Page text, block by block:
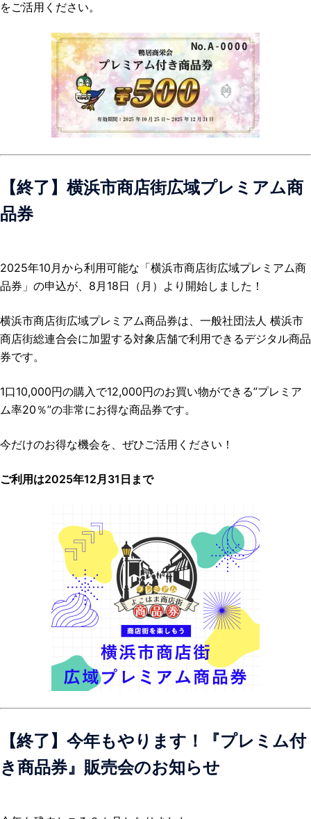
をご活用ください。
【終了】横浜市商店街広域プレミアム商
品券
2025年10月から利用可能な「横浜市商店街広域プレミアム商
品券」の申込が、8月18日（月）より開始しました！
横浜市商店街広域プレミアム商品券は、一般社団法人 横浜市
商店街総連合会に加盟する対象店舗で利用できるデジタル商品
券です。
1口10,000円の購入で12,000円のお買い物ができる”プレミア
ム率20％”の非常にお得な商品券です。
今だけのお得な機会を、ぜひご活用ください！
ご利用は2025年12月31日まで
【終了】今年もやります！『プレミム付
き商品券』販売会のお知らせ